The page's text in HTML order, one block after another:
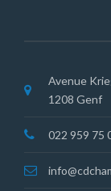
Avenue
1208 Genf
022 959 75